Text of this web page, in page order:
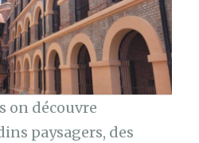
on découvre
paysagers, des